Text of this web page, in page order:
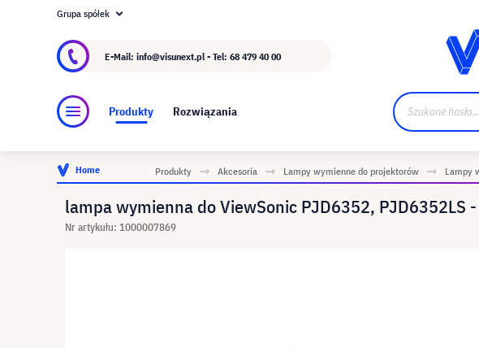
O visunext.pl
Grupa spółek
E-Mail: info@visunext.pl - Tel: 68 479 40 00
Produkty Rozwiązania
Home Produkty Akcesoria Lampy wymienne do projektorów Lampy
lampa wymienna do ViewSonic PJD6352, PJD6352LS
Nr artykułu: 1000007869